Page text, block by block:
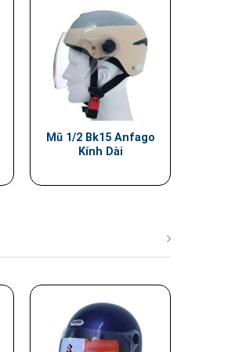
Mũ 1/2 Bk15 Anfago
Kính Dài